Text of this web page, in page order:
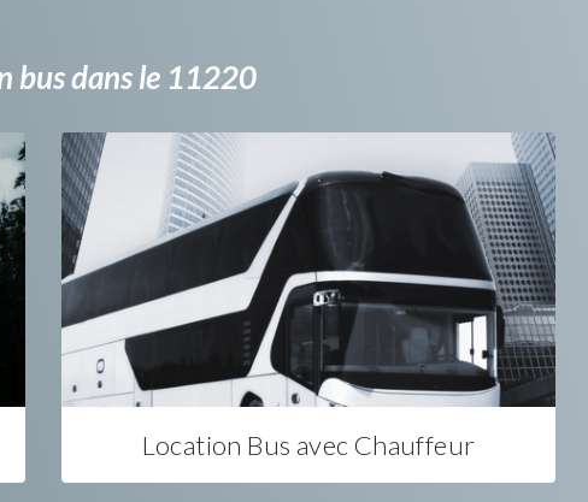
bus dans le 11220
Location Bus avec Chauffeur